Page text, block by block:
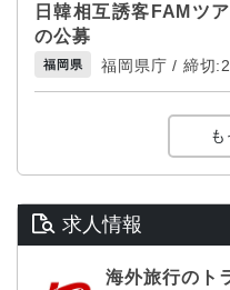
日韓相互誘客FAMツ
の公募
福岡県 福岡県庁 / 締切
も
求人情報
海外旅行のト